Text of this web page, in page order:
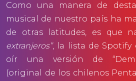
Como una manera de
musical de nuestro país ha
de otras latitudes, es que
extranjeros”, la lista de Spotify
oír una versión de
(original de los chilenos